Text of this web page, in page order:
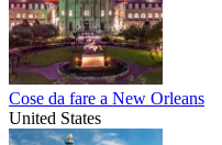
Cose da fare a New Orleans
United States